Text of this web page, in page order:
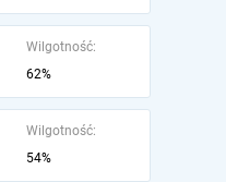
Wilgotność:
62%
Wilgotność:
54%